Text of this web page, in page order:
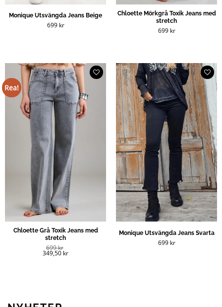
Monique Utsvängda Jeans Beige
699 kr
Chloette Mörkgrå Toxik Jeans med
stretch
699 kr
Rea!
Chloette Grå Toxik Jeans med
stretch
699kr
349,50 kr
Monique Utsvängda Jeans Svarta
699 kr